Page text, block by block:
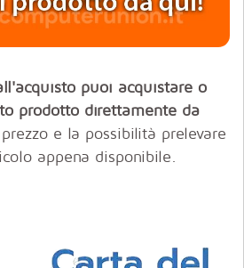
puoi acquistare o
prodotto direttamente da
e la possibilità prelevare
appena disponibile.